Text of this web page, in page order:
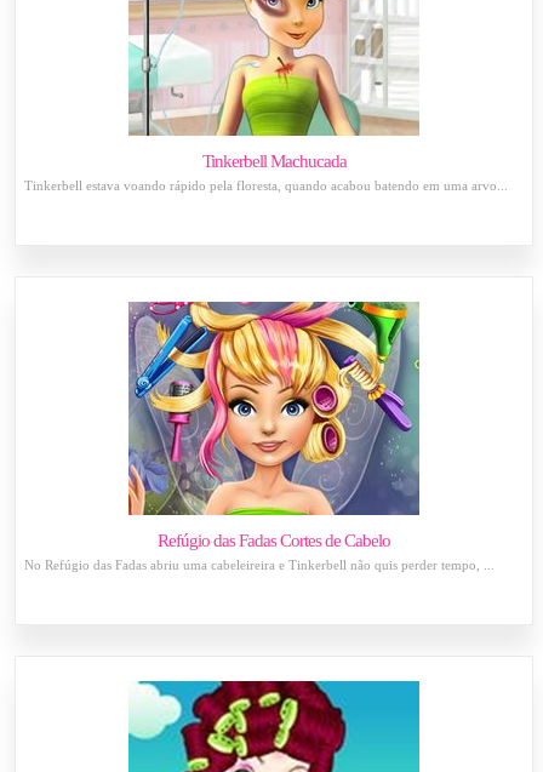
Tinkerbell Machucada
Tinkerbell estava voando rápido pela floresta, quando acabou batendo em uma arvo...
Refúgio das Fadas Cortes de Cabelo
No Refúgio das Fadas abriu uma cabeleireira e Tinkerbell não quis perder tempo, ...